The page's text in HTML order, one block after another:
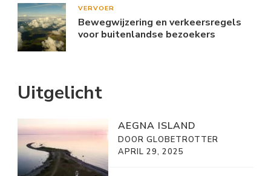
VERVOER
Bewegwijzering en verkeersregels
voor buitenlandse bezoekers
Uitgelicht
AEGNA ISLAND
DOOR GLOBETROTTER
APRIL 29, 2025